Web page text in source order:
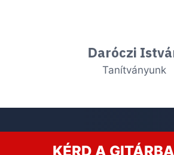
Daróczi
Tanítványunk
KÉRD A